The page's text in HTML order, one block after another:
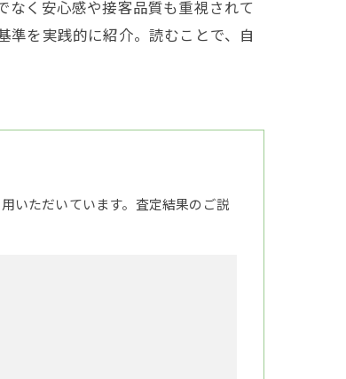
なく安心感や接客品質も重視されて
準を実践的に紹介。読むことで、自
いただいています。査定結果のご説